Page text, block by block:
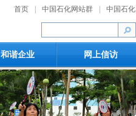
首页 中国石化网站群 中国石化
和谐企业 网上信访